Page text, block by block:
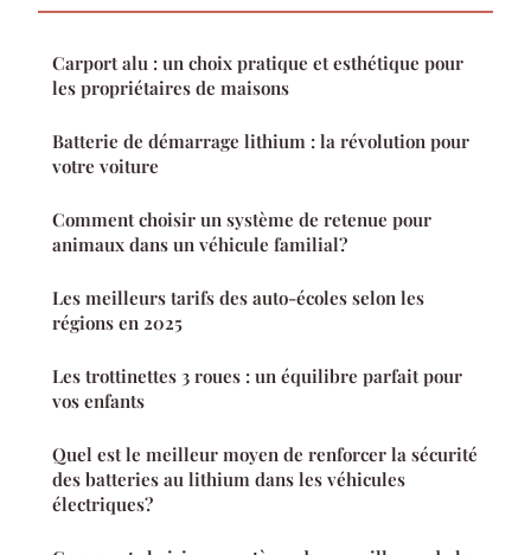
Carport alu : un choix pratique et esthétique pour
les propriétaires de maisons
Batterie de démarrage lithium : la révolution pour
votre voiture
Comment choisir un système de retenue pour
animaux dans un véhicule familial?
Les meilleurs tarifs des auto-écoles selon les
régions en 2025
Les trottinettes 3 roues : un équilibre parfait pour
vos enfants
Quel est le meilleur moyen de renforcer la sécurité
des batteries au lithium dans les véhicules
électriques?